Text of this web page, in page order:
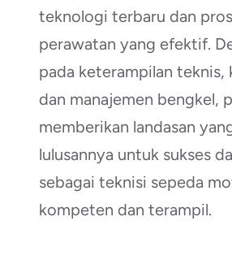
teknologi terbaru dan
perawatan yang efektif.
pada keterampilan teknis,
dan manajemen bengkel,
memberikan landasan
lulusannya untuk sukses
sebagai teknisi sepeda
kompeten dan terampil.